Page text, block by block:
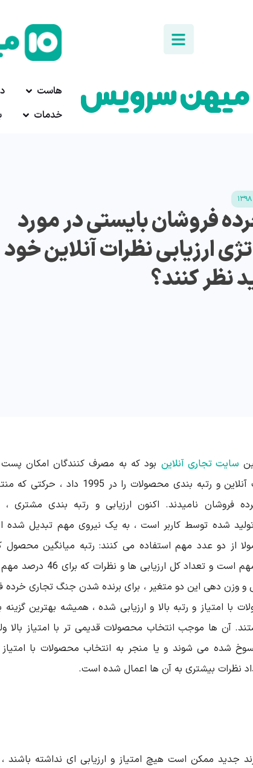
هاست
خدمات
فروشان بایستی در مورد
ارزیابی نظرات آنلاین خود
نظر کنند؟
سایت تجاری آنلاین بود که به مصرف کنندگان امکان
ارسال نظرات آنلاین و رتبه بندی محصولات را در
فروشان نامیدند. اکنون ارزیابی و رتبه بندی مشتری
شده توسط کاربر است ، به یک نیروی مهم تبدیل
درصد افراد مهم است و تعداد کل
و وزن دهی این دو متغیر ، برای برنده شدن جنگ تجاری
با امتیاز و رتبه بالا و ارزیابی شده ، همیشه بهترین
آن ها موجب انتخاب محصولات قدیمی تر با امتیاز بالا
شده می شوند و یا منجر به انتخاب محصولات با امتیاز
نظرات بیشتری به آن ها اعمال شده است.
جدید ممکن است هیچ امتیاز و ارزیابی ای نداشته باشند